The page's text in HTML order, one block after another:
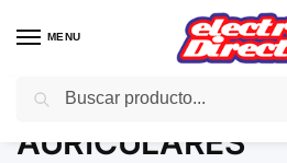
MENU
Inicio Gama marron / Sonido Portátil
AURICULARES